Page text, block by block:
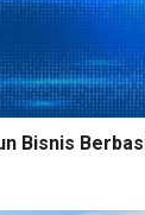
Bisnis